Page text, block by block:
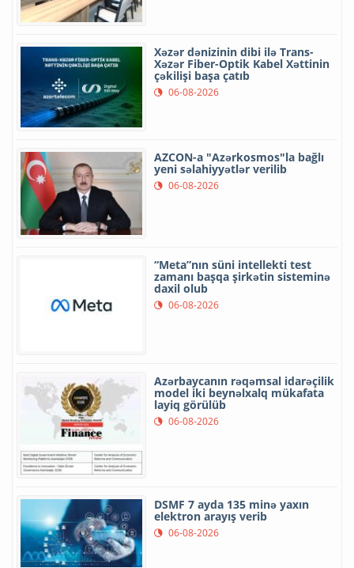
Xəzər dənizinin dibi ilə Trans-
Xəzər Fiber-Optik Kabel Xəttinin
çəkilişi başa çatıb
06-08-2026
AZCON-a "Azərkosmos"la bağlı
yeni səlahiyyətlər verilib
06-08-2026
“Meta”nın süni intellekti test
zamanı başqa şirkətin sisteminə
daxil olub
06-08-2026
Azərbaycanın rəqəmsal idarəçilik
model iki beynəlxalq mükafata
layiq görülüb
06-08-2026
DSMF 7 ayda 135 minə yaxın
elektron arayış verib
06-08-2026